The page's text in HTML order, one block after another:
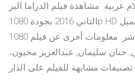
عربية مشاهدة فيلم الدراما البر
التاني 2016 بجودة 1080p HD مشاهدة اون لاين مباشرة وتحميل
مباشر. معلومات أخرى عن فيلم 1080p HD فيلم البر التاني 2016.
حنان سليمان, عبدالعزيز مخيون،